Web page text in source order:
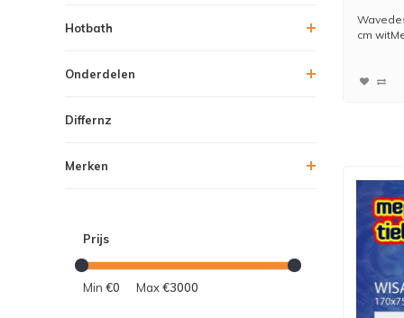
Hotbath
Onderdelen
Differnz
Merken
Prijs
Min €0 Max€3000
cm